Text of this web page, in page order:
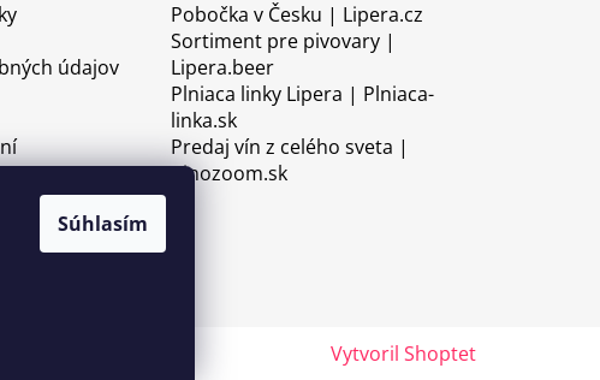
Súhlasím
údajov
Pobočka v Česku | Lipera.cz
Sortiment pre pivovary |
Lipera.beer
Plniaca linky Lipera | Plniaca-
linka.sk
Predaj vín z celého sveta |
Vinozoom.sk
Vytvoril Shoptet